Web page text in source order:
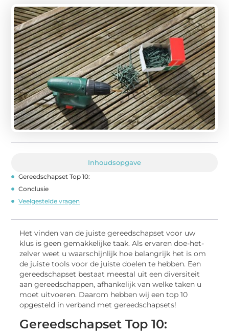
Inhoudsopgave
Gereedschapset Top 10:
Conclusie
Veelgestelde vragen
Het vinden van de juiste gereedschapset voor uw
klus is geen gemakkelijke taak. Als ervaren doe-het-
zelver weet u waarschijnlijk hoe belangrijk het is om
de juiste tools voor de juiste doelen te hebben. Een
gereedschapset bestaat meestal uit een diversiteit
aan gereedschappen, afhankelijk van welke taken u
moet uitvoeren. Daarom hebben wij een top 10
opgesteld in verband met gereedschapsets!
Gereedschapset Top 10: